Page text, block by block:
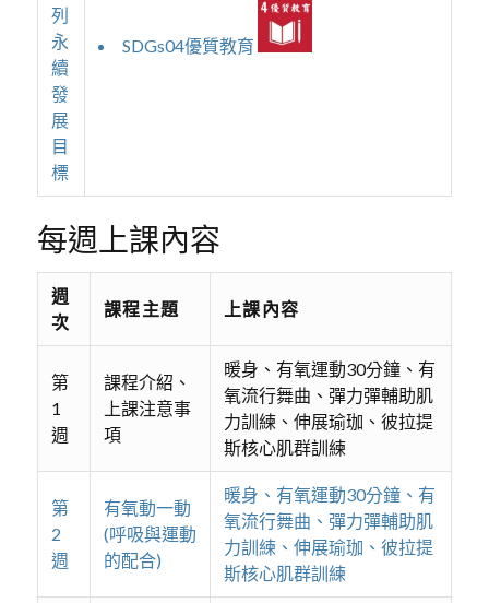
列
永
續
發
展
目
標
SDGs04優質教育
每週上課內容
週
次
課程主題 上課內容
第
1
週
課程介紹、
上課注意事
項
暖身、有氧運動30分鐘、有
氧流行舞曲、彈力彈輔助肌
力訓練、伸展瑜珈、彼拉提
斯核心肌群訓練
第
2
週
有氧動一動
(呼吸與運動
的配合)
暖身、有氧運動30分鐘、有
氧流行舞曲、彈力彈輔助肌
力訓練、伸展瑜珈、彼拉提
斯核心肌群訓練